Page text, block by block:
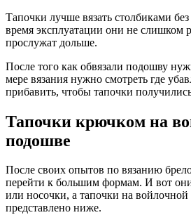
Тапочки лучше вязать столбиками
время эксплуатации они не слишком
прослужат дольше.
После того как обвязали подошву
мере вязания нужно смотреть где
прибавить, чтобы тапочки
Тапочки крючком на
подошве
После своих опытов по вязанию
перейти к большим формам. И вот
или носочки, а тапочки на
представлено ниже.